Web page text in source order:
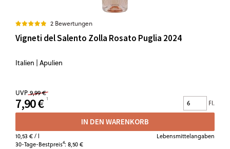
2 Bewertungen
Vigneti del Salento Zolla Rosato Puglia 2024
Italien | Apulien
UVP 9,99 €
7,90 € Fl.
IN DEN WARENKORB
10,53 €/ l
Lebensmittelangaben
30-Tage-Bestpreis4: 8,50 €